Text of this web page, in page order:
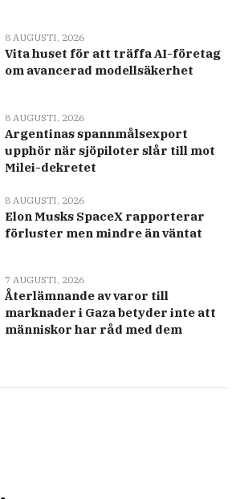
8 AUGUSTI, 2026
Vita huset för att träffa AI-företag
om avancerad modellsäkerhet
8 AUGUSTI, 2026
Argentinas spannmålsexport
upphör när sjöpiloter slår till mot
Milei-dekretet
8 AUGUSTI, 2026
Elon Musks SpaceX rapporterar
förluster men mindre än väntat
7 AUGUSTI, 2026
Återlämnande av varor till
marknader i Gaza betyder inte att
människor har råd med dem